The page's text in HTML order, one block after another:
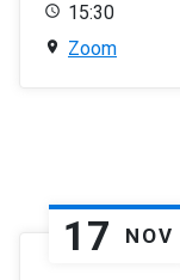
15:30
Zoom
17 NOV